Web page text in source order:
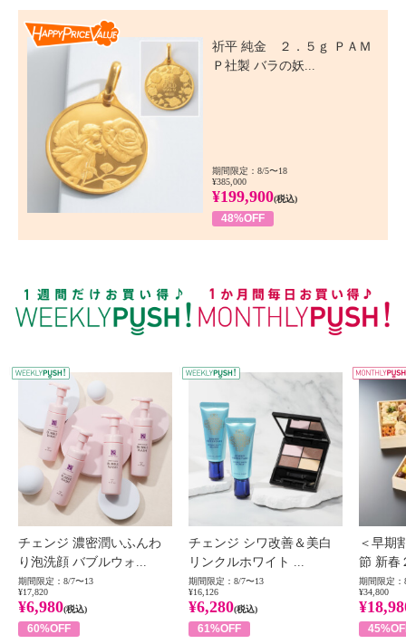
祈平 純金 ２．５ｇ ＰＡＭ
Ｐ社製 バラの妖...
期間限定：8/5〜18
¥385,000
¥199,900(税込)
48%OFF
WEEKLY PUSH
チェンジ 濃密潤いふんわ
り泡洗顔 バブルウォ...
期間限定：8/7〜13
¥17,820
¥6,980(税込)
60%OFF
チェンジ シワ改善＆美白
リンクルホワイト ...
期間限定：8/7〜13
¥16,126
¥6,280(税込)
61%OFF
＜早期
節 新春
期間限定：
¥34,800